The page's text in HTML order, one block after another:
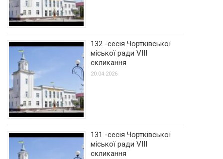
132 -сесія Чортківської
міської ради VIII
скликання
20.04.2026
131 -сесія Чортківської
міської ради VIII
скликання